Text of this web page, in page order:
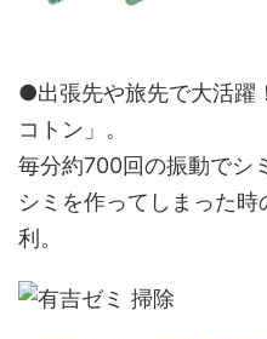
●出張先や旅先で大活躍
コトン」。
毎分約700回の振動でシ
シミを作ってしまった
利。